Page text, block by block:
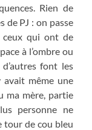
Rien de
de PJ : on passe
ceux qui ont de
à l’ombre ou
font les
avait même une
ma mère, partie
personne ne
tour de cou bleu